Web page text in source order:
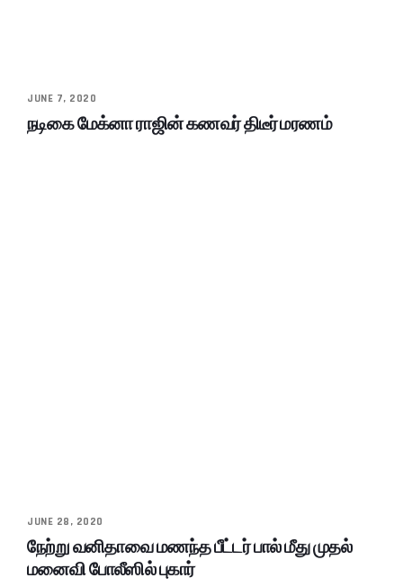
JUNE 7, 2020
நடிகை மேக்னா ராஜின் கணவர் திடீர் மரணம்
JUNE 28, 2020
நேற்று வனிதாவை மணந்த பீட்டர் பால் மீது முதல்
மனைவி போலீஸில் புகார்